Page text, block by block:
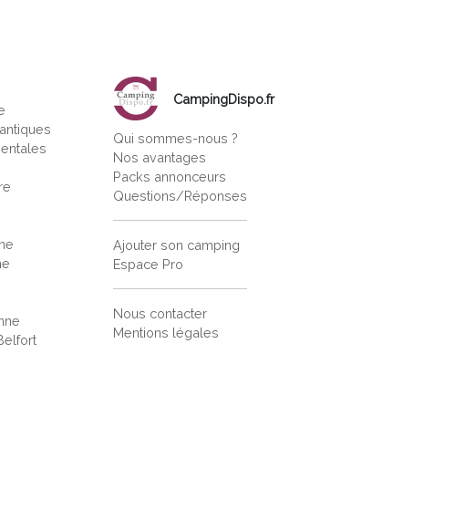
CampingDispo.fr
Qui sommes-nous ?
Nos avantages
Packs annonceurs
Questions/Réponses
Ajouter son camping
Espace Pro
Nous contacter
Mentions légales